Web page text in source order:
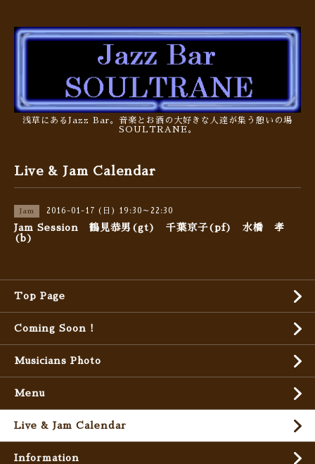
浅草にあるJazz Bar。音楽とお酒の大好きな人達が集う憩いの場
SOULTRANE。
Live & Jam Calendar
Jam 2016-01-17 (日) 19:30～22:30
Jam Session 鶴見恭男(gt) 千葉京子(pf) 水橋 孝
(b)
Top Page
Coming Soon !
Musicians Photo
Menu
Live & Jam Calendar
Information